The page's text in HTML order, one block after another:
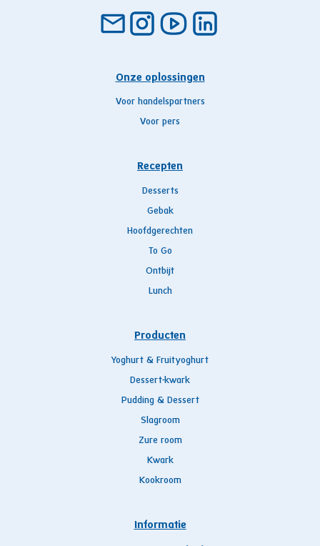
Onze oplossingen
Voor handelspartners
Voor pers
Recepten
Desserts
Gebak
Hoofdgerechten
To Go
Ontbijt
Lunch
Producten
Yoghurt & Fruityoghurt
Dessert-kwark
Pudding & Dessert
Slagroom
Zure room
Kwark
Kookroom
Informatie